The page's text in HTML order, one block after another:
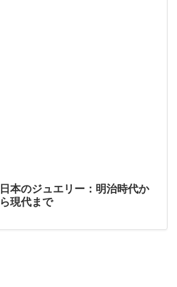
日本のジュエリー：明治時代か
ら現代まで